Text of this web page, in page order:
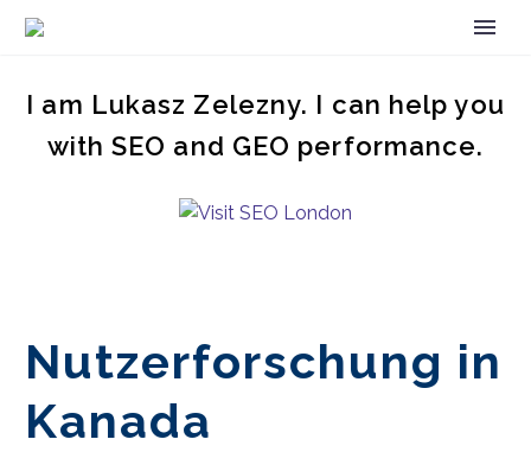
I am Lukasz Zelezny. I can help you
with SEO and GEO performance.
Nutzerforschung in
Kanada